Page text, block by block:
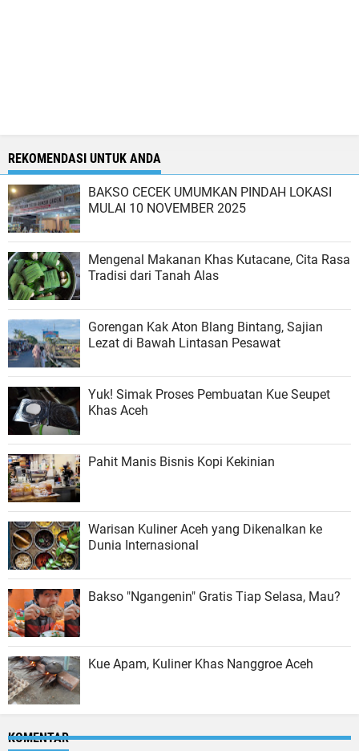
REKOMENDASI UNTUK ANDA
BAKSO CECEK UMUMKAN PINDAH LOKASI
MULAI 10 NOVEMBER 2025
Mengenal Makanan Khas Kutacane, Cita Rasa
Tradisi dari Tanah Alas
Gorengan Kak Aton Blang Bintang, Sajian
Lezat di Bawah Lintasan Pesawat
Yuk! Simak Proses Pembuatan Kue Seupet
Khas Aceh
Pahit Manis Bisnis Kopi Kekinian
Warisan Kuliner Aceh yang Dikenalkan ke
Dunia Internasional
Bakso "Ngangenin" Gratis Tiap Selasa, Mau?
Kue Apam, Kuliner Khas Nanggroe Aceh
KOMENTAR